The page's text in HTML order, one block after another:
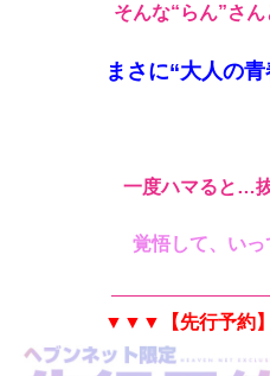
そんな“らん”さん
まさに“大人の青
一度ハマると…
覚悟して、い
▼▼▼【先行予約